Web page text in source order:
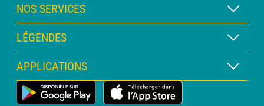
NOS SERVICES
Abonnement METEO Xpert
Abonnement METEO PRO
Consultation avec un prévisionniste
Bulletin PRO
LÉGENDES
Légende des cartes
Légende des pictogrammes
Glossaire
APPLICATIONS
Application Météo Terrestre